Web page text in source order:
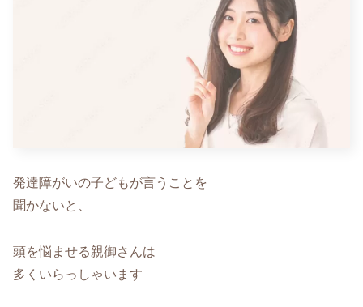
発達障がいの子どもが言うことを
聞かないと、
頭を悩ませる親御さんは
多くいらっしゃいます